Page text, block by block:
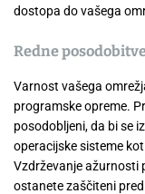
dostopa do vašega
Redne
Varnost vašega
programske opreme.
posodobljeni, da bi se
operacijske sisteme
Vzdrževanje ažurnosti
ostanete zaščiteni